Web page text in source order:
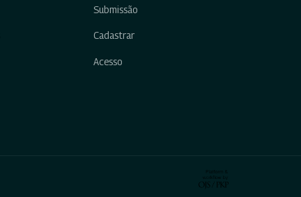
Submissão
Cadastrar
Acesso